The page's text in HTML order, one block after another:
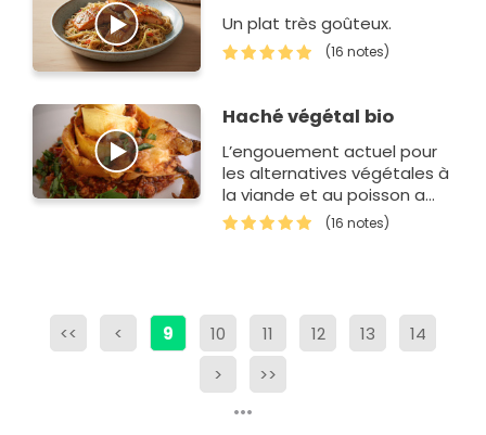
Un plat très goûteux.
(16 notes)
Haché végétal bio
L’engouement actuel pour
les alternatives végétales à
la viande et au poisson a
inspiré à MARKAL un tout
nouveau hach&eacut…
(16 notes)
<< < 9 10 11 12 13
14
>
>>